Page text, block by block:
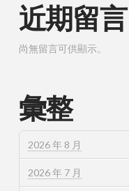
近期留言
尚無留言可供顯示。
彙整
2026 年 8 月
2026 年 7 月